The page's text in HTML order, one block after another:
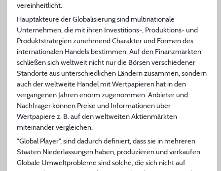
vereinheitlicht.
Hauptakteure der Globalisierung sind multinationale
Unternehmen, die mit ihren Investitions-, Produktions- und
Produktstrategien zunehmend Charakter und Formen des
internationalen Handels bestimmen. Auf den Finanzmärkten
schließen sich weltweit nicht nur die Börsen verschiedener
Standorte aus unterschiedlichen Ländern zusammen, sondern
auch der weltweite Handel mit Wertpapieren hat in den
vergangenen Jahren enorm zugenommen. Anbieter und
Nachfrager können Preise und Informationen über
Wertpapiere z. B. auf den weltweiten Aktienmärkten
miteinander vergleichen.
"Global Player", sind dadurch definiert, dass sie in mehreren
Staaten Niederlassungen haben, produzieren und verkaufen.
Globale Umweltprobleme sind solche, die sich nicht auf